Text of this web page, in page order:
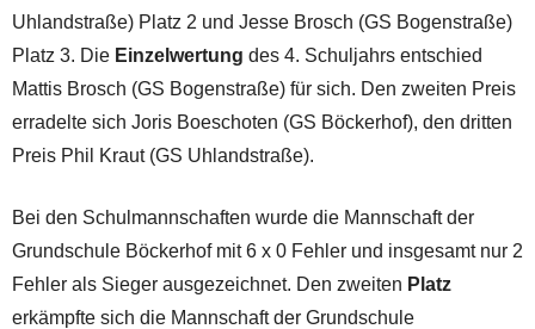
Uhlandstraße) Platz 2 und Jesse Brosch (GS Bogenstraße)
Platz 3. Die Einzelwertung des 4. Schuljahrs entschied
Mattis Brosch (GS Bogenstraße) für sich. Den zweiten Preis
erradelte sich Joris Boeschoten (GS Böckerhof), den dritten
Preis Phil Kraut (GS Uhlandstraße).
Bei den Schulmannschaften wurde die Mannschaft der
Grundschule Böckerhof mit 6 x 0 Fehler und insgesamt nur 2
Fehler als Sieger ausgezeichnet. Den zweiten Platz
erkämpfte sich die Mannschaft der Grundschule